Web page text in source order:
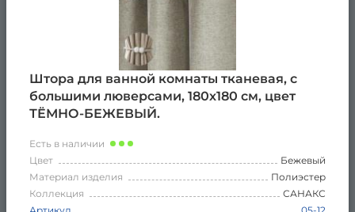
Штора для ванной комнаты тканевая, с
большими люверсами, 180х180 см, цвет
ТЁМНО-БЕЖЕВЫЙ.
Есть в наличии
Цвет
Бежевый
Материал изделия
Полиэстер
Коллекция
САНАКС